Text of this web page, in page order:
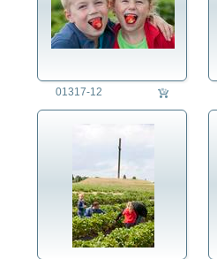
01317-12